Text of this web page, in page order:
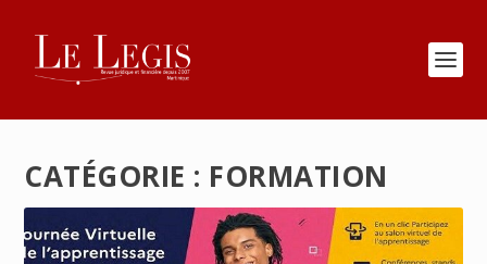
CATÉGORIE : FORMATION